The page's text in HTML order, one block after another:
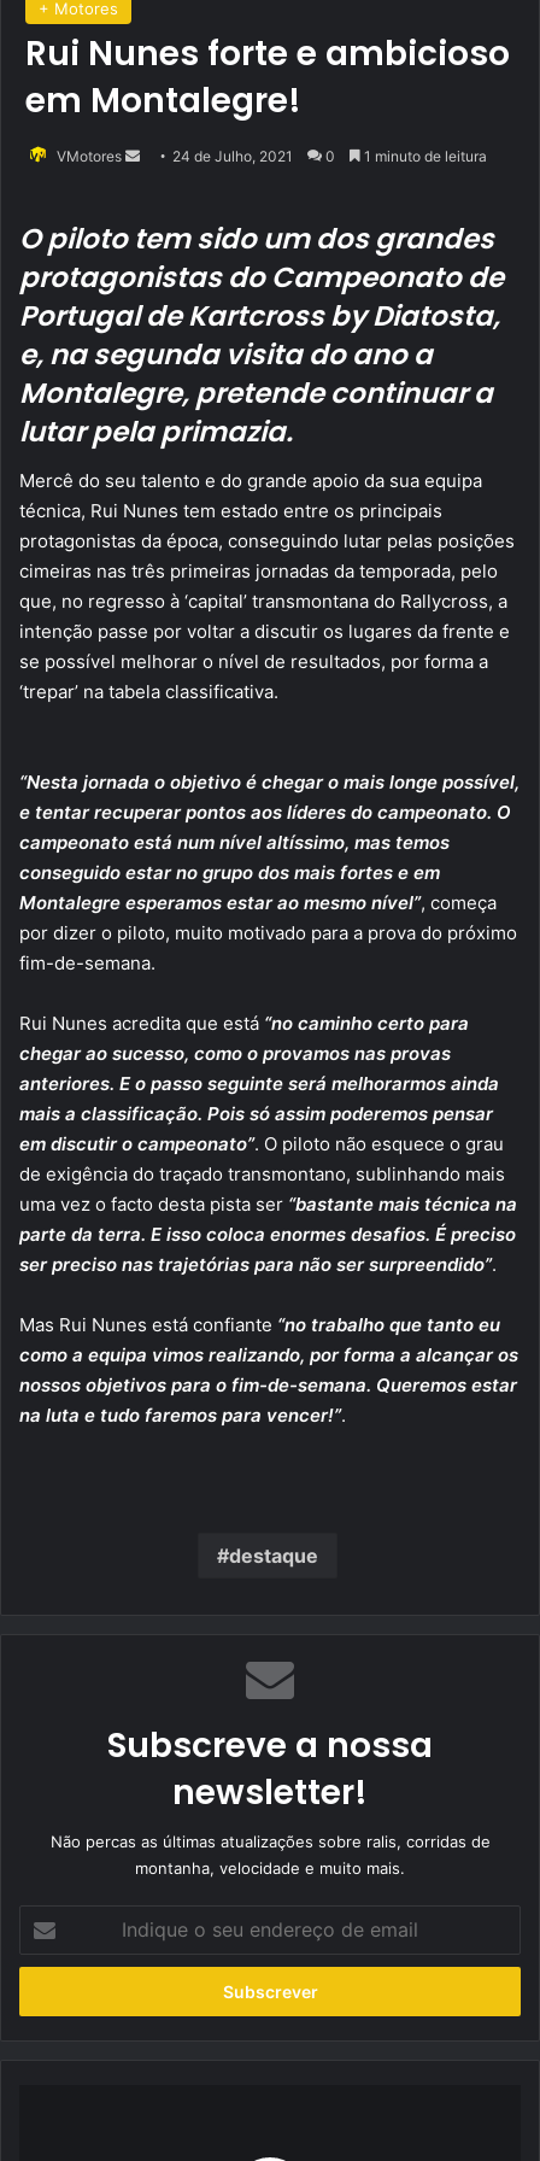
+ Motores
Rui Nunes forte e ambicioso
em Montalegre!
VMotores
Send 24 de Julho, 2021 0 1 minuto de leitura
O piloto tem sido um dos grandes
protagonistas do Campeonato de
Portugal de Kartcross by Diatosta,
e, na segunda visita do ano a
Montalegre, pretende continuar a
lutar pela primazia.
Mercê do seu talento e do grande apoio da sua equipa
técnica, Rui Nunes tem estado entre os principais
protagonistas da época, conseguindo lutar pelas posições
cimeiras nas três primeiras jornadas da temporada, pelo
que, no regresso à ‘capital’ transmontana do Rallycross, a
intenção passe por voltar a discutir os lugares da frente e
se possível melhorar o nível de resultados, por forma a
‘trepar’ na tabela classificativa.
“Nesta jornada o objetivo é chegar o mais longe possível,
e tentar recuperar pontos aos líderes do campeonato. O
campeonato está num nível altíssimo, mas temos
conseguido estar no grupo dos mais fortes e em
Montalegre esperamos estar ao mesmo nível”, começa
por dizer o piloto, muito motivado para a prova do próximo
fim-de-semana.
Rui Nunes acredita que está “no caminho certo para
chegar ao sucesso, como o provamos nas provas
anteriores. E o passo seguinte será melhorarmos ainda
mais a classificação. Pois só assim poderemos pensar
em discutir o campeonato”. O piloto não esquece o grau
de exigência do traçado transmontano, sublinhando mais
uma vez o facto desta pista ser “bastante mais técnica na
parte da terra. E isso coloca enormes desafios. É preciso
ser preciso nas trajetórias para não ser surpreendido”.
Mas Rui Nunes está confiante “no trabalho que tanto eu
como a equipa vimos realizando, por forma a alcançar os
nossos objetivos para o fim-de-semana. Queremos estar
na luta e tudo faremos para vencer!”.
destaque
Subscreve a nossa
newsletter!
Não percas as últimas atualizações sobre ralis, corridas de
montanha, velocidade e muito mais.
seu
de